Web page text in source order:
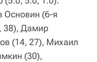
Основин (6-я
38), Дамир
(14, 27), Михаил
(30),